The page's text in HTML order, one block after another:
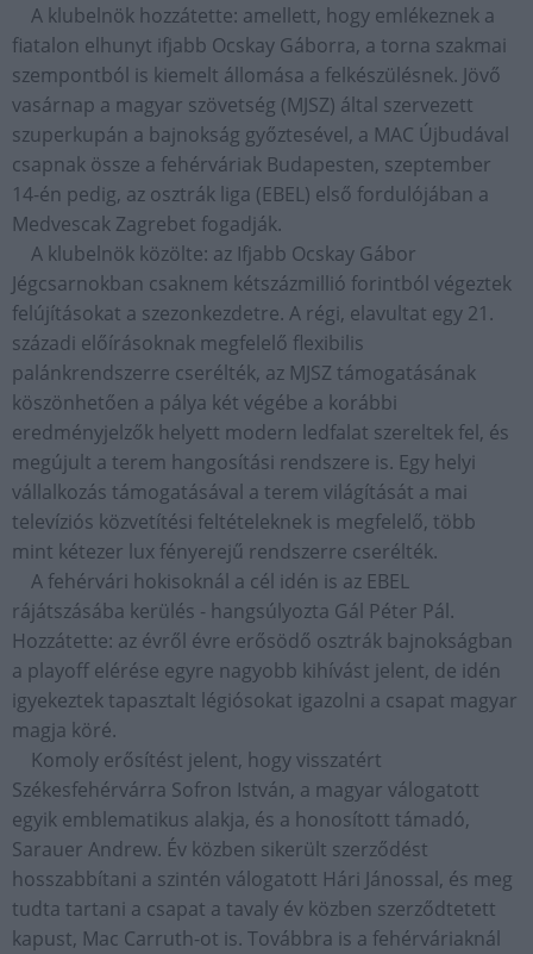
A klubelnök hozzátette: amellett, hogy emlékeznek a
fiatalon elhunyt ifjabb Ocskay Gáborra, a torna szakmai
szempontból is kiemelt állomása a felkészülésnek. Jövő
vasárnap a magyar szövetség (MJSZ) által szervezett
szuperkupán a bajnokság győztesével, a MAC Újbudával
csapnak össze a fehérváriak Budapesten, szeptember
14-én pedig, az osztrák liga (EBEL) első fordulójában a
Medvescak Zagrebet fogadják.
A klubelnök közölte: az Ifjabb Ocskay Gábor
Jégcsarnokban csaknem kétszázmillió forintból végeztek
felújításokat a szezonkezdetre. A régi, elavultat egy 21.
századi előírásoknak megfelelő flexibilis
palánkrendszerre cserélték, az MJSZ támogatásának
köszönhetően a pálya két végébe a korábbi
eredményjelzők helyett modern ledfalat szereltek fel, és
megújult a terem hangosítási rendszere is. Egy helyi
vállalkozás támogatásával a terem világítását a mai
televíziós közvetítési feltételeknek is megfelelő, több
mint kétezer lux fényerejű rendszerre cserélték.
A fehérvári hokisoknál a cél idén is az EBEL
rájátszásába kerülés - hangsúlyozta Gál Péter Pál.
Hozzátette: az évről évre erősödő osztrák bajnokságban
a playoff elérése egyre nagyobb kihívást jelent, de idén
igyekeztek tapasztalt légiósokat igazolni a csapat magyar
magja köré.
Komoly erősítést jelent, hogy visszatért
Székesfehérvárra Sofron István, a magyar válogatott
egyik emblematikus alakja, és a honosított támadó,
Sarauer Andrew. Év közben sikerült szerződést
hosszabbítani a szintén válogatott Hári Jánossal, és meg
tudta tartani a csapat a tavaly év közben szerződtetett
kapust, Mac Carruth-ot is. Továbbra is a fehérváriaknál